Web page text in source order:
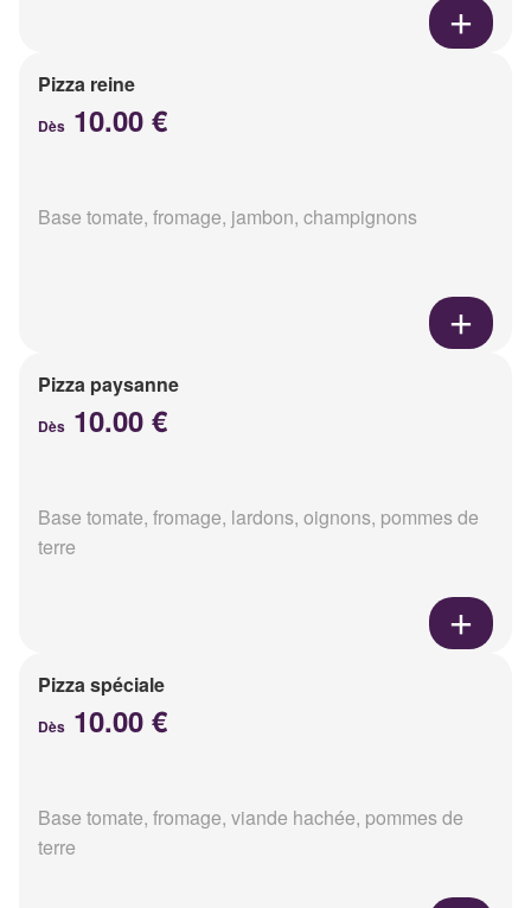
Pizza reine
Dès 10.00 €
Base tomate, fromage, jambon, champignons
Pizza paysanne
Dès 10.00 €
Base tomate, fromage, lardons, oignons, pommes de
terre
Pizza spéciale
Dès 10.00 €
Base tomate, fromage, viande hachée, pommes de
terre